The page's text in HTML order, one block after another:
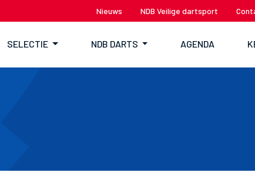
Nieuws NDB Veilige dartsport
SELECTIE NDB DARTS AGENDA